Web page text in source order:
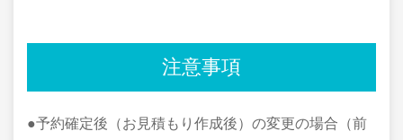
注意事項
●予約確定後（お見積もり作成後）の変更の場合（前